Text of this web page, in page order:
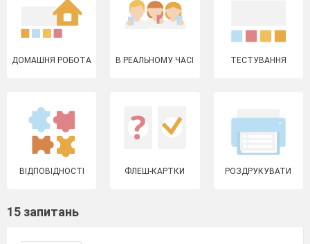
ДОМАШНЯ РОБОТА В РЕАЛЬНОМУ ЧАСІ ТЕСТУВАННЯ
ВІДПОВІДНОСТІ ФЛЕШ-КАРТКИ РОЗДРУКУВАТИ
15 запитань